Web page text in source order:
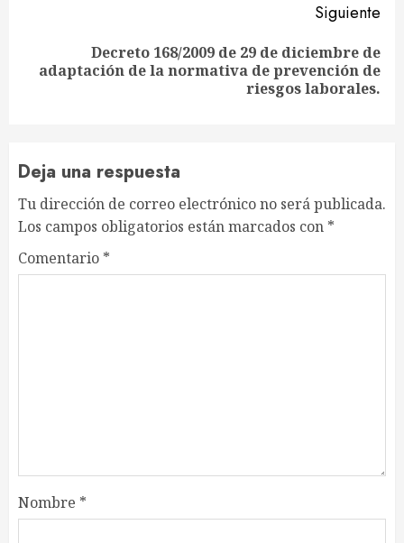
Siguiente
Siguiente
Decreto 168/2009 de 29 de diciembre de
adaptación de la normativa de prevención de
riesgos laborales.
Deja una respuesta
Tu dirección de correo electrónico no será publicada.
Los campos obligatorios están marcados con *
Comentario *
Nombre *